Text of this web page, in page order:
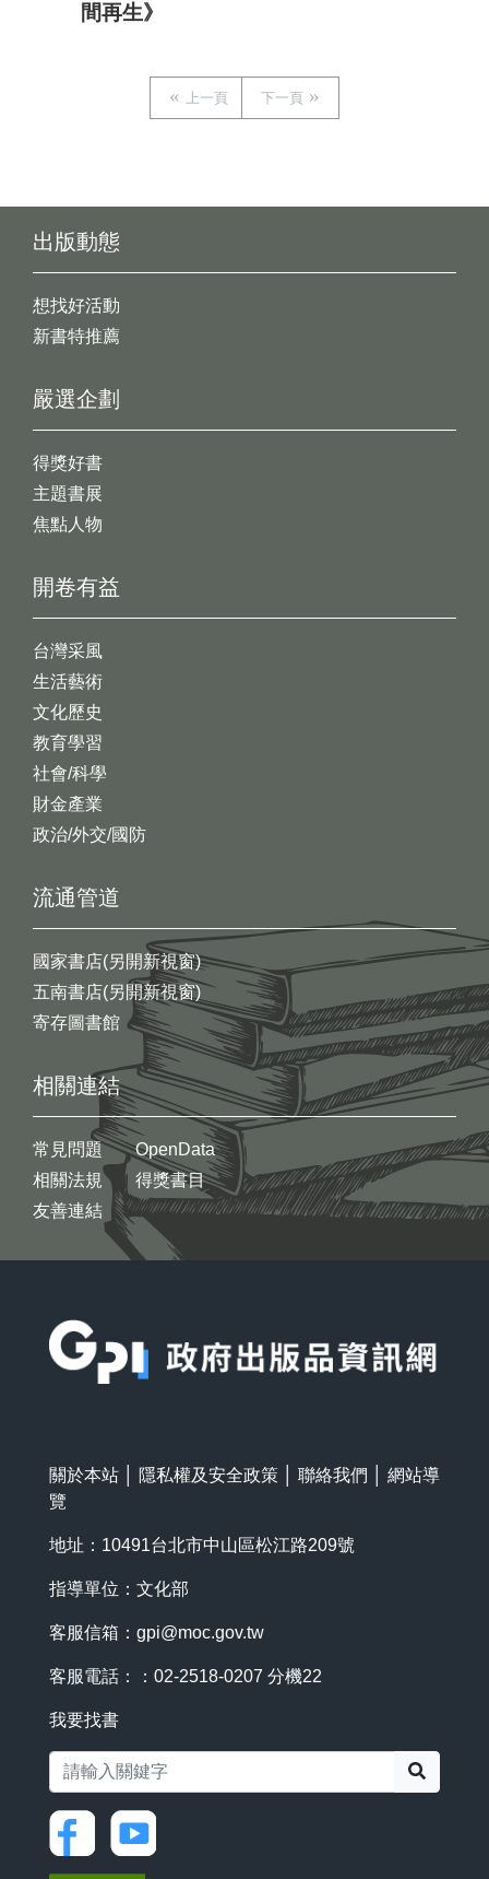
間再生》
上一頁 下一頁
出版動態
想找好活動
新書特推薦
開卷有益
台灣采風
生活藝術
文化歷史
教育學習
社會/科學
財金產業
政治/外交/國防
嚴選企劃
得獎好書
主題書展
焦點人物
流通管道
國家書店(另開新視窗)
五南書店(另開新視窗)
寄存圖書館
相關連結
常見問題
相關法規
友善連結
OpenData
得獎書目
關於本站 隱私權及安全政策 聯絡我們
網站導
覽
地址：10491台北市中山區松江路209號
指導單位：文化部
客服信箱： gpi@moc.gov.tw
客服電話：：02-2518-0207 分機22
我要找書